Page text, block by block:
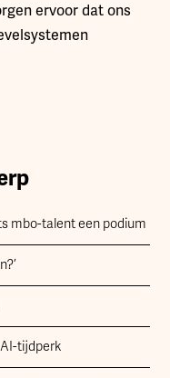
ervoor dat ons
mbo-talent een podium
tijdperk